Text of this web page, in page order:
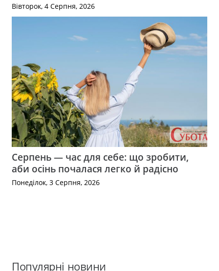
Вівторок, 4 Серпня, 2026
Серпень — час для себе: що зробити,
аби осінь почалася легко й радісно
Понеділок, 3 Серпня, 2026
Популярні новини